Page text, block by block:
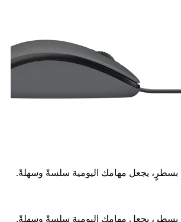
بسطرٍ، يجعل مهامك اليومية سلسةً وسهلةً.
بسطرٍ، يجعل مهامك اليومية سلسةً وسهلةً.